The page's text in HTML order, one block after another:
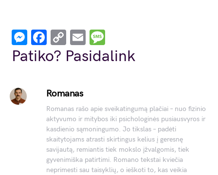
Messenger
Facebook
Copy
Link
Email
Patiko? Pasidalink
Romanas
Romanas rašo apie sveikatingumą plačiai – nuo fizinio
aktyvumo ir mitybos iki psichologinės pusiausvyros ir
kasdienio sąmoningumo. Jo tikslas – padėti
skaitytojams atrasti skirtingus kelius į geresnę
savijautą, remiantis tiek mokslo įžvalgomis, tiek
gyvenimiška patirtimi. Romano tekstai kviečia
neprimesti sau taisyklių, o ieškoti to, kas veikia